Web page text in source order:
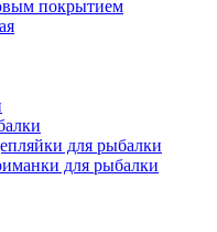
покрытием
для рыбалки
для рыбалки